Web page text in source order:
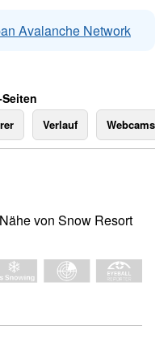
Avalanche Network
Verlauf Webcams
von Snow Resort